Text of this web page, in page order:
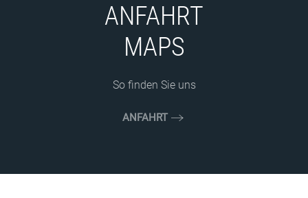
ANFAHRT
MAPS
So finden Sie uns
ANFAHRT